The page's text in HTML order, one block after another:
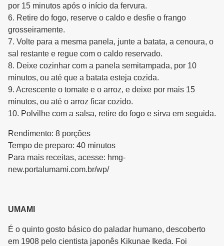
por 15 minutos após o início da fervura.
6. Retire do fogo, reserve o caldo e desfie o frango
grosseiramente.
7. Volte para a mesma panela, junte a batata, a cenoura, o
sal restante e regue com o caldo reservado.
8. Deixe cozinhar com a panela semitampada, por 10
minutos, ou até que a batata esteja cozida.
9. Acrescente o tomate e o arroz, e deixe por mais 15
minutos, ou até o arroz ficar cozido.
10. Polvilhe com a salsa, retire do fogo e sirva em seguida.
Rendimento: 8 porções
Tempo de preparo: 40 minutos
Para mais receitas, acesse: hmg-
new.portalumami.com.br/wp/
UMAMI
É o quinto gosto básico do paladar humano, descoberto
em 1908 pelo cientista japonês Kikunae Ikeda. Foi